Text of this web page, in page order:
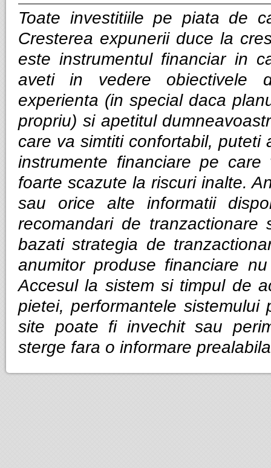
Toate investitiile pe piata de
Cresterea expunerii duce la
este instrumentul financiar in
aveti in vedere obiectivele
experienta (in special daca
propriu) si apetitul
care va simtiti confortabil, puteti
instrumente financiare pe
foarte scazute la riscuri inalte.
sau orice alte informatii
recomandari de
bazati strategia de
anumitor produse financiare
Accesul la sistem si timpul de
pietei, performantele
site poate fi invechit sau
sterge fara o informare